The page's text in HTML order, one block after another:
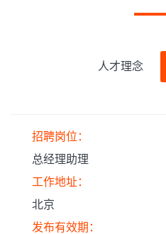
人才理念
招聘岗位：
总经理助理
工作地址：
北京
发布有效期：